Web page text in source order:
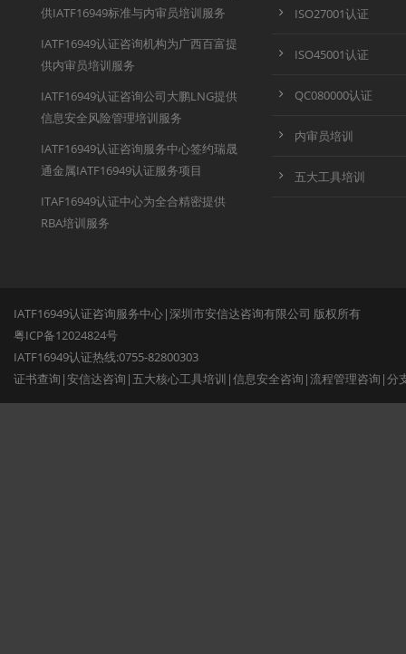
供IATF16949标准与内审员培训服务
IATF16949认证咨询机构为广西百富提
供内审员培训服务
IATF16949认证咨询公司大鹏LNG提供
信息安全风险管理培训服务
IATF16949认证咨询服务中心签约瑞晟
通金属IATF16949认证服务项目
ITAF16949认证中心为全合精密提供
RBA培训服务
ISO27001认证
ISO45001认证
QC080000认证
内审员培训
五大工具培训
IATF16949认证咨询服务中心|深圳市安信达咨询有限公司 版权所有
粤ICP备12024824号
IATF16949认证热线:0755-82800303
证书查询 |安信达咨询 | 五大核心工具培训 |信息安全咨询 |流程管理咨询 |分